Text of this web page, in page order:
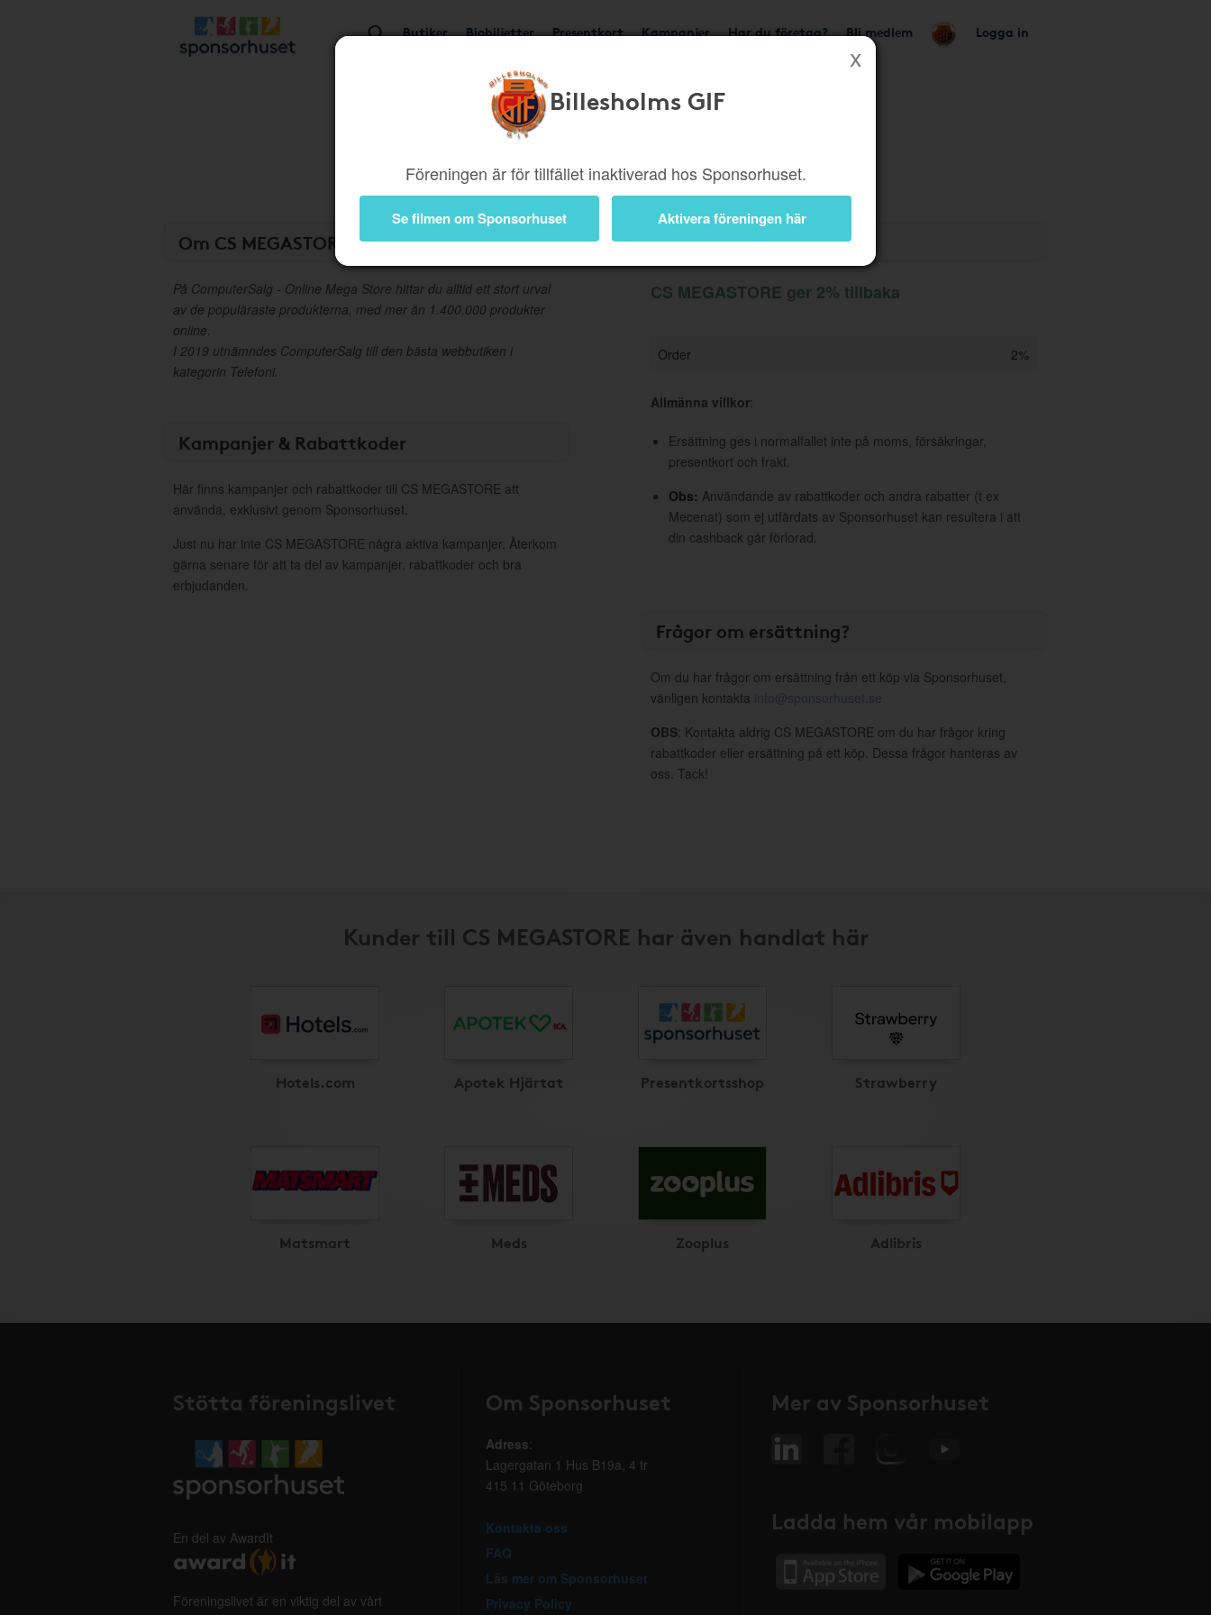
Butiker Biobiljetter Presentkort Kampanjer Har du företag? Bli medlem Logga in
Billesholms GIF
Föreningen är för tillfället inaktiverad hos Sponsorhuset.
Se filmen om Sponsorhuset Aktivera föreningen här
Om CS MEGASTORE
På ComputerSalg - Online Mega Store hittar du alltid ett stort urval
av de populäraste produkterna, med mer än 1.400.000 produkter
online.
I 2019 utnämndes ComputerSalg till den bästa webbutiken i
kategorin Telefoni.
Kampanjer & Rabattkoder
Här finns kampanjer och rabattkoder till CS MEGASTORE att
använda, exklusivt genom Sponsorhuset.
Just nu har inte CS MEGASTORE några aktiva kampanjer. Återkom
gärna senare för att ta del av kampanjer, rabattkoder och bra
erbjudanden.
Information
CS MEGASTORE ger 2% tillbaka
Order 2%
Allmänna villkor:
Ersättning ges i normalfallet inte på moms, försäkringar,
presentkort och frakt.
Obs: Användande av rabattkoder och andra rabatter (t ex
Mecenat) som ej utfärdats av Sponsorhuset kan resultera i att
din cashback går förlorad.
Frågor om ersättning?
Om du har frågor om ersättning från ett köp via Sponsorhuset,
vänligen kontakta info@sponsorhuset.se
OBS: Kontakta aldrig CS MEGASTORE om du har frågor kring
rabattkoder eller ersättning på ett köp. Dessa frågor hanteras av
oss. Tack!
Kunder till CS MEGASTORE har även handlat här
Hotels.com Apotek Hjärtat Presentkortsshop Strawberry
Matsmart Meds Zooplus Adlibris
Stötta föreningslivet
En del av AwardIt
Föreningslivet är en viktig del av vårt
Om Sponsorhuset
Adress:
Lagergatan 1 Hus B19a, 4 tr
415 11 Göteborg
Kontakta oss
FAQ
Läs mer om Sponsorhuset
Privacy Policy
Mer av Sponsorhuset
Ladda hem vår mobilapp